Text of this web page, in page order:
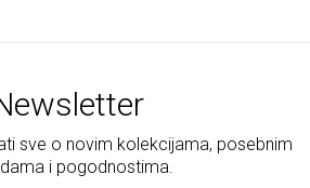
sve o novim kolekcijama, posebnim
i pogodnostima.